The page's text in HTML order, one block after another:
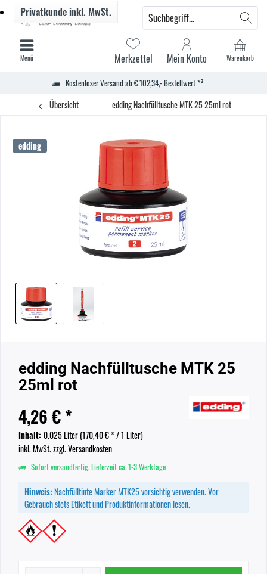
Kostenloser Versand ab € 102,34,- Bestellwert *²
Warenkorb
Merkzettel Mein Konto
Privatkundeinkl. MwSt.
Menü
Übersicht edding Nachfülltusche MTK 25 25ml rot
edding
edding Nachfülltusche MTK 25
25ml rot
4,26 € *
Inhalt: 0.025 Liter (170,40 €* / 1 Liter)
inkl. MwSt.zzgl. Versandkosten
Sofort versandfertig, Lieferzeit ca. 1-3 Werktage
Hinweis:Nachfülltinte Marker MTK25 vorsichtig verwenden. Vor
Gebrauch stets Etikett und Produktinformationen lesen.